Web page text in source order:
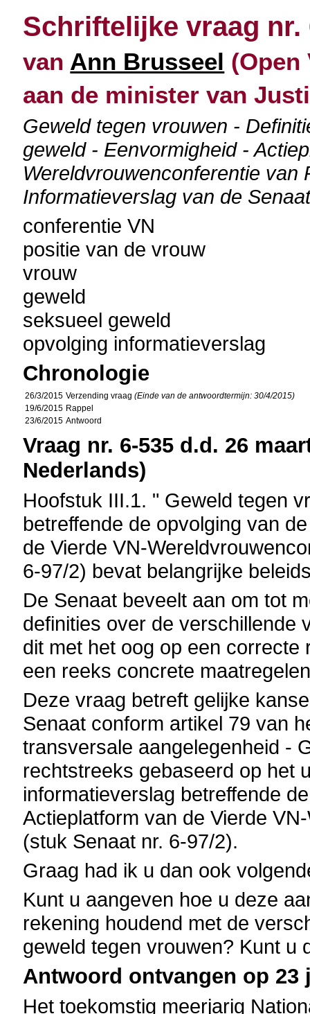
Schriftelijke vraag nr.
van Ann Brusseel (Open
aan de minister van
Geweld tegen vrouwen -
geweld - Eenvormigheid -
Wereldvrouwenconferentie van
Informatieverslag van de
conferentie VN
positie van de vrouw
vrouw
geweld
seksueel geweld
opvolging informatieverslag
Chronologie
26/3/2015 Verzending vraag(Einde van de antwoordtermijn: 30/4/2015)
19/6/2015 Rappel
23/6/2015 Antwoord
Vraag nr. 6-535 d.d. 26
Nederlands)
Hoofstuk III.1. " Geweld tegen
betreffende de opvolging van
de Vierde VN-
6-97/2) bevat belangrijke
De Senaat beveelt aan om tot
definities over de verschillende
dit met het oog op een
een reeks concrete
Deze vraag betreft gelijke
Senaat conform artikel 79 van
transversale aangelegenheid -
rechtstreeks gebaseerd op het
informatieverslag betreffende
Actieplatform van de Vierde
(stuk Senaat nr. 6-97/2).
Graag had ik u dan ook
Kunt u aangeven hoe u deze
rekening houdend met de
geweld tegen vrouwen? Kunt u
Antwoord ontvangen op 23
Het toekomstig meerjarig